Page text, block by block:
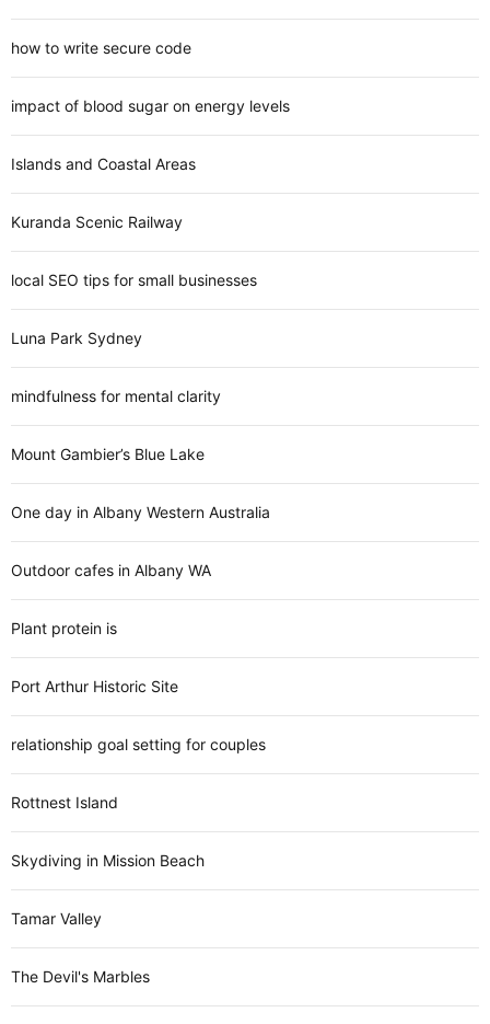
how to write secure code
impact of blood sugar on energy levels
Islands and Coastal Areas
Kuranda Scenic Railway
local SEO tips for small businesses
Luna Park Sydney
mindfulness for mental clarity
Mount Gambier’s Blue Lake
One day in Albany Western Australia
Outdoor cafes in Albany WA
Plant protein is
Port Arthur Historic Site
relationship goal setting for couples
Rottnest Island
Skydiving in Mission Beach
Tamar Valley
The Devil's Marbles